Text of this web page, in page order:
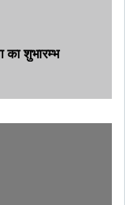
का शुभारम्भ